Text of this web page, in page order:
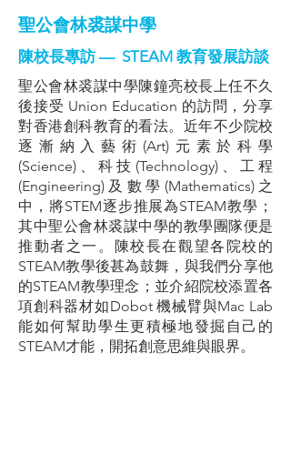
聖公會林裘謀中學
陳校長專訪 — STEAM 教育發展訪談
聖公會林裘謀中學陳鐘亮校長上任不久
後接受 Union Education 的訪問，分享
對香港創科教育的看法。近年不少院校
逐漸納入藝術(Art)元素於科學
(Science)、科技(Technology)、工程
(Engineering)及數學(Mathematics)之
中，將STEM逐步推展為STEAM教學；
其中聖公會林裘謀中學的教學團隊便是
推動者之一。陳校長在觀望各院校的
STEAM教學後甚為鼓舞，與我們分享他
的STEAM教學理念；並介紹院校添置各
項創科器材如Dobot 機械臂與Mac Lab
能如何幫助學生更積極地發掘自己的
STEAM才能，開拓創意思維與眼界。